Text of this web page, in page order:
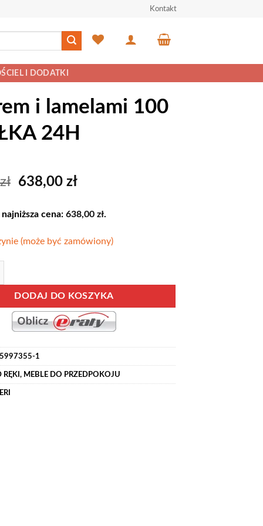
Kontakt
I DODATKI
i lamelami 100
24H
zł Pierwotna
wynosiła:
638,00złAktualna
wynosi:
cena: 638,00 zł.
(może być zamówiony)
DODAJ DO KOSZYKA
1
RĘKI , MEBLE DO PRZEDPOKOJU